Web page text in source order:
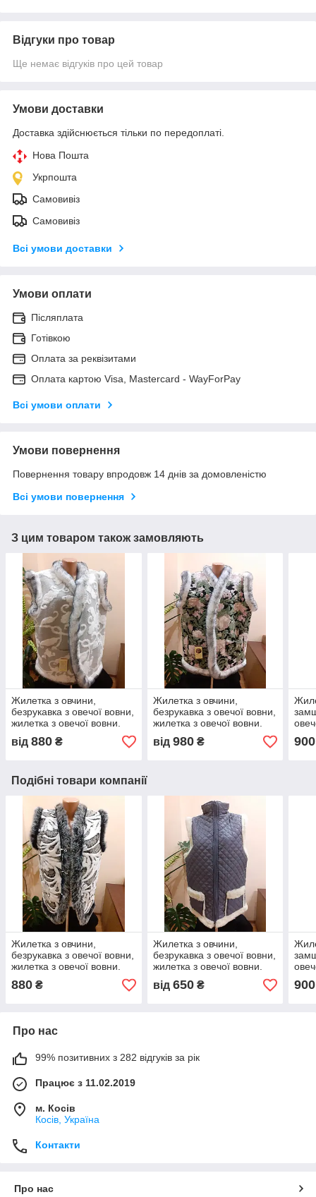
Відгуки про товар
Ще немає відгуків про цей товар
Умови доставки
Доставка здійснюється тільки по передоплаті.
Нова Пошта
Укрпошта
Самовивіз
Самовивіз
Всі умови доставки
Умови оплати
Післяплата
Готівкою
Оплата за реквізитами
Оплата картою Visa, Mastercard - WayForPay
Всі умови оплати
Умови повернення
Повернення товару впродовж 14 днів за домовленістю
Всі умови повернення
З цим товаром також замовляють
Жилетка з овчини,
безрукавка з овечої вовни,
жилетка з овечої вовни.
від 880 ₴
Жилетка з овчини,
безрукавка з овечої вовни,
жилетка з овечої вовни.
від 980₴ 900
Подібні товари компанії
Жилетка з овчини,
безрукавка з овечої вовни,
жилетка з овечої вовни.
880 ₴
Жилетка з овчини,
безрукавка з овечої вовни,
жилетка з овечої вовни.
від 650₴ 900
Про нас
99% позитивних з 282 відгуків за рік
Працює з 11.02.2019
м. Косів
Косів, Україна
Контакти
Про нас